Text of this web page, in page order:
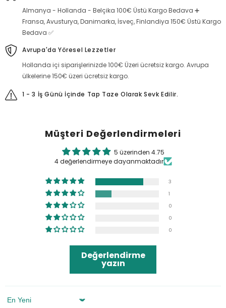
Almanya - Hollanda - Belçika 100€ Üstü Kargo Bedava ➕
Fransa, Avusturya, Danimarka, İsveç, Finlandiya 150€ Üstü Kargo
Bedava ✅
Avrupa'da Yöresel Lezzetler
Hollanda içi siparişlerinizde 100€ Üzeri ücretsiz kargo. Avrupa
ülkelerine 150€ üzeri ücretsiz kargo.
1 - 3 İş Günü İçinde Tap Taze Olarak Sevk Edilir.
Müşteri Değerlendirmeleri
5 üzerinden 4.75
4 değerlendirmeye dayanmaktadır
3
1
0
0
0
Değerlendirme
yazın
Sort By